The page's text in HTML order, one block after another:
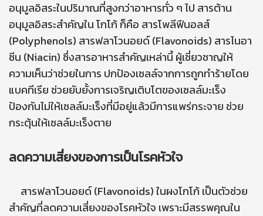
อนุมูลอิสระในปริมาณที่สูงกว่าอาหารทั่ว ๆ ไป สารต้าน
อนุมูลอิสระสำคัญใน โกโก้ ก็คือ สารโพลีฟีนอลส์
(Polyphenols) สารฟลาโวนอยด์ (Flavonoids) สารไนอา
ซีน (Niacin) ซึ่งสารอาหารสำคัญเหล่านี้ ผู้เชี่ยวชาญให้
ความเห็นว่าช่วยในการ ปกป้องเซลล์จากการถูกทำร้ายโดย
แบคทีเรีย ช่วยยับยั้งการเจริญเติบโตของเซลล์มะเร็ง
ป้องกันไม่ให้เซลล์มะเร็งที่มีอยู่แล้วมีการแพร่กระจาย ช่วย
กระตุ้นให้เซลล์มะเร็งตาย
ลดความเสี่ยงของการเป็นโรคหัวใจ
สารฟลาโวนอยด์ (Flavonoids) ในผงโกโก้ เป็นตัวช่วย
สำคัญที่ลดความเสี่ยงของโรคหัวใจ เพราะมีสรรพคุณใน